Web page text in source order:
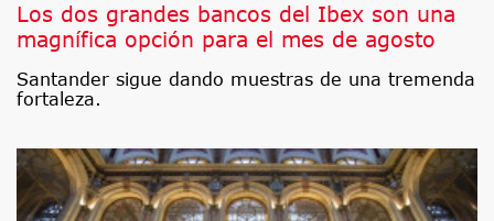
Los dos grandes bancos del Ibex son una
magnífica opción para el mes de agosto
Santander sigue dando muestras de una tremenda
fortaleza.